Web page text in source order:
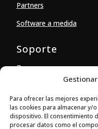
Para ofrecer las mejores
las cookies para almacenar y/
dispositivo. El consentimiento
procesar datos como el
Partners
Software a medida
Soporte
Descargas
Contacto